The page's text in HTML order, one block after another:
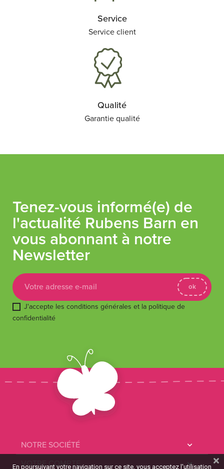
Service
Service client
Qualité
Garantie qualité
Tenez-vous informé(e) de
l'actualité Rubens Barn en
vous abonnant à notre
Newsletter
J'accepte les conditions générales et la politique de
confidentialité
NOTRE SOCIÉTÉ 
VOTRE COMPTE 
En poursuivant votre navigation sur ce site, vous acceptez l'utilisation